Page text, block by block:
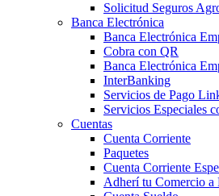
Solicitud Seguros
Banca Electrónica
Banca Electrónica
Cobra con QR
Banca Electrónica
InterBanking
Servicios de Pago
Servicios Especiales
Cuentas
Cuenta Corriente
Paquetes
Cuenta Corriente
Adherí tu Comercio a